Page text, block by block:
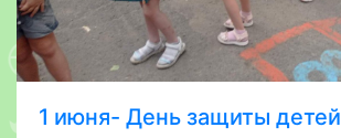
1 июня- День защиты детей